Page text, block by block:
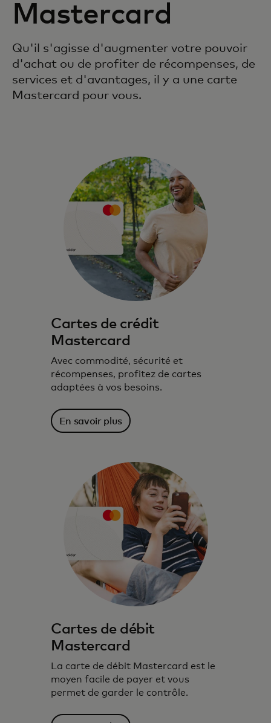
Mastercard
Qu'il s'agisse d'augmenter votre pouvoir
d'achat ou de profiter de récompenses, de
services et d'avantages, il y a une carte
Mastercard pour vous.
Cartes de crédit
Mastercard
Avec commodité, sécurité et
récompenses, profitez de cartes
adaptées à vos besoins.
En savoir plus
Cartes de débit
Mastercard
La carte de débit Mastercard est le
moyen facile de payer et vous
permet de garder le contrôle.